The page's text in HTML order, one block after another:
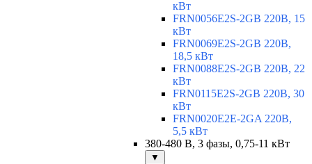
кВт
FRN0056E2S-2GB 220В, 15
кВт
FRN0069E2S-2GB 220В,
18,5 кВт
FRN0088E2S-2GB 220В, 22
кВт
FRN0115E2S-2GB 220В, 30
кВт
FRN0020E2E-2GA 220В,
5,5 кВт
380-480 В, 3 фазы, 0,75-11 кВт
▼